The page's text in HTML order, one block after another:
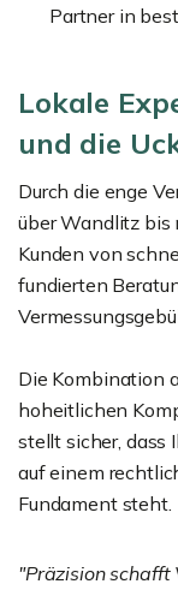
Partner in
Lokale
und die
Durch die enge
über Wandlitz bis
Kunden von
fundierten
Die Kombination
hoheitlichen
stellt sicher, dass
auf einem
Fundament steht.
"Präzision schafft